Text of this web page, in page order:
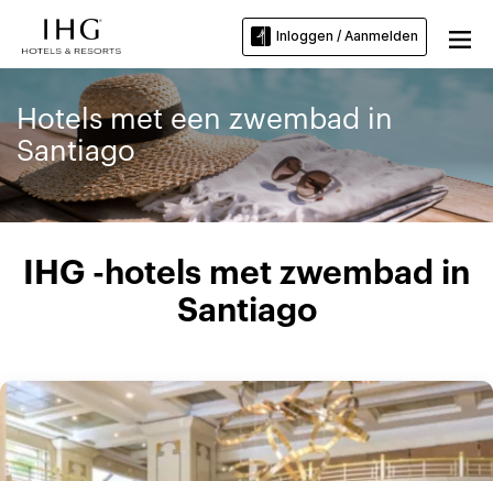
Inloggen / Aanmelden
Hotels met een zwembad in
Santiago
IHG -hotels met zwembad in
Santiago